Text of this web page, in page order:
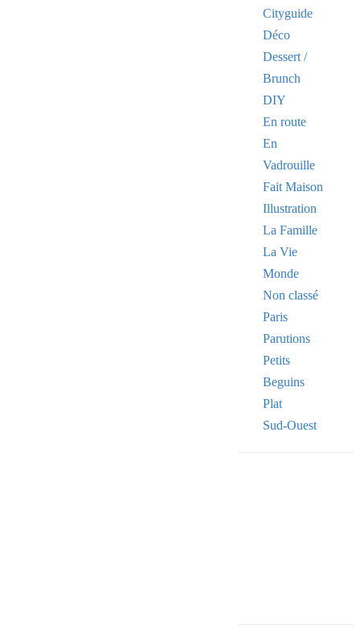
Cityguide
Déco
Dessert /
Brunch
DIY
En route
En
Vadrouille
Fait Maison
Illustration
La Famille
La Vie
Monde
Non classé
Paris
Parutions
Petits
Beguins
Plat
Sud-Ouest